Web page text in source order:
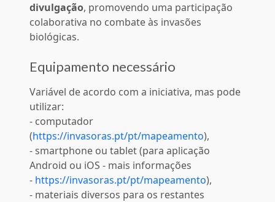
divulgação, promovendo uma participação
colaborativa no combate às invasões
biológicas.
Equipamento necessário
Variável de acordo com a iniciativa, mas pode
utilizar:
- computador
(https://invasoras.pt/pt/mapeamento),
- smartphone ou tablet (para aplicação
Android ou iOS - mais informações
- https://invasoras.pt/pt/mapeamento),
- materiais diversos para os restantes